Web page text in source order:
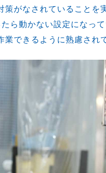
がなされていることを
ら動かない設定になっ
できるように熟慮され